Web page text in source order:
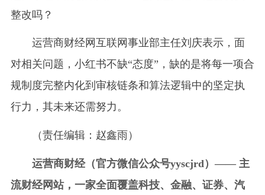
整改吗？
运营商财经网互联网事业部主任刘庆表示，面
对相关问题，小红书不缺“态度”，缺的是将每一项合
规制度完整内化到审核链条和算法逻辑中的坚定执
行力，其未来还需努力。
（责任编辑：赵鑫雨）
运营商财经（官方微信公众号yyscjrd）—— 主
流财经网站，一家全面覆盖科技、金融、证券、汽